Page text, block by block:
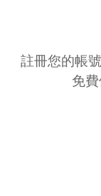
註冊您的帳號
免